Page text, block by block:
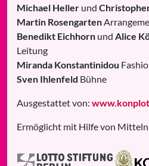
Michael Heller und
Martin Rosengarten
Benedikt Eichhorn und Alice
Leitung
Miranda Konstantinidou
Sven Ihlenfeld Bühne
Ausgestattet von:
Ermöglicht mit Hilfe von